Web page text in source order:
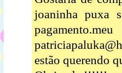
joaninha puxa
estão querendo